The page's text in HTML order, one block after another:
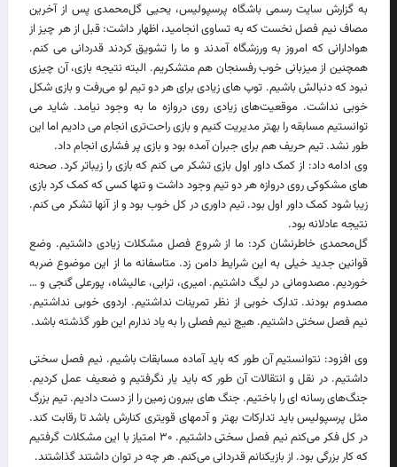
به گزارش سایت رسمی باشگاه پرسپولیس، یحیی گل‌محمدی پس از آخرین
مصاف نیم فصل نخست که به تساوی انجامید، اظهار داشت: قبل از هر چیز از
هوادارانی که امروز به ورزشگاه آمدند و ما را تشویق کردند قدردانی می کنم.
همچنین از میزبانی خوب رفسنجان هم متشکریم. البته نتیجه بازی، آن چیزی
نبود که دنبالش باشیم. توپ های زیادی برای هر دو تیم لو می‌رفت و بازی شکل
خوبی نداشت. موقعیت‌های زیادی روی دروازه ما به وجود نیامد. شاید می
توانستیم مسابقه را بهتر مدیریت کنیم و بازی راحت‌تری انجام می دادیم اما این
طور نشد. تیم حریف هم برای جبران آمده بود و بازی پر فشاری انجام داد.
وی ادامه داد: از کمک داور اول بازی تشکر می کنم که بازی را زیباتر کرد. صحنه
های مشکوکی روی دروازه هر دو تیم وجود داشت و تنها کسی که کمک کرد بازی
زیبا شود کمک داور اول بود. تیم داوری در کل خوب بود و از آنها تشکر می کنم.
نتیجه عادلانه بود.
گل‌محمدی خاطرنشان کرد: ما از شروع فصل مشکلات زیادی داشتیم. وضع
قوانین جدید خیلی به این شرایط دامن زد. متاسفانه ما از این موضوع ضربه
خوردیم. مصدومانی در لیگ داشتیم. امیری، ترابی، عالیشاه، پورعلی گنجی و …
مصدوم بودند. تدارک خوبی از نظر تمرینات نداشتیم. اردوی خوبی نداشتیم.
نیم فصل سختی داشتیم. هیچ نیم فصلی را به یاد ندارم این طور گذشته باشد.
وی افزود: نتوانستیم آن طور که باید آماده مسابقات باشیم. نیم فصل سختی
داشتیم. در نقل و انتقالات آن طور که باید یار نگرفتیم و ضعیف عمل کردیم.
جنگ‌های رسانه ای را باختیم. جنگ های بیرون زمین را از دست دادیم. تیم بزرگ
مثل پرسپولیس باید تدارکات بهتر و آدمهای قویتری کنارش باشد تا رقابت کند.
در کل فکر می‌کنم نیم فصل سختی داشتیم. ۳۰ امتیاز با این مشکلات گرفتیم
که کار بزرگی بود. از بازیکنانم قدردانی می‌کنم. هر چه در توان داشتند گذاشتند.